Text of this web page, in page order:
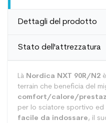
Dettagli del prodotto
Stato dell'attrezzatura
Là Nordica NXT 90R/N2
terrain che beneficia del
comfort/calore/
per lo sciatore sportivo ed
facile da indossare, il